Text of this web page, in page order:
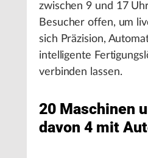
zwischen 9 und 17
Besucher offen, um
sich Präzision,
intelligente
verbinden lassen.
20 Maschinen
davon 4 mit